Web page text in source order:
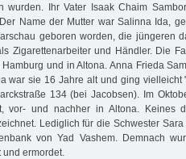
wurden. Ihr Vater Isaak Chaim
Name der Mutter war Salinna Ida,
geboren worden, die jüngeren
Zigarettenarbeiter und Händler. Die
und in Altona. Anna Frieda
war sie 16 Jahre alt und ging vielleicht
134 (bei Jacobsen). Im
vor- und nachher in Altona. Keines
Lediglich für die Schwester
von Yad Vashem. Demnach
ermordet.